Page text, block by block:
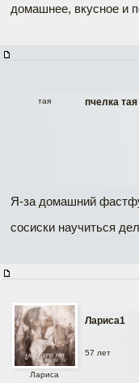
домашнее, вкусное и
пчелка тая
тая
Я-за домашний
сосиски научиться
Лариса1
Лариса
57 лет